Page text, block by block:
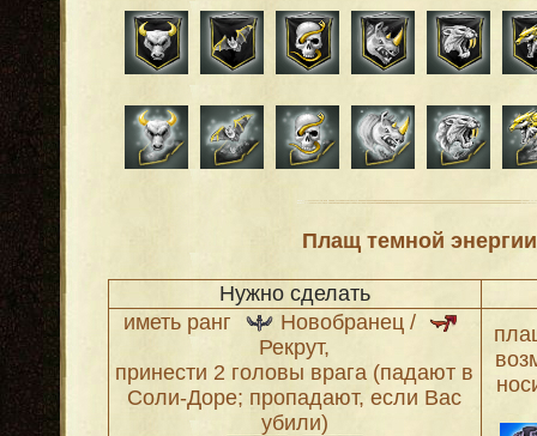
Плащ темной энергии
Нужно сделать
иметь ранг
Новобранец /
Рекрут,
принести 2 головы врага (падают в
Соли-Доре; пропадают, если Вас
убили)